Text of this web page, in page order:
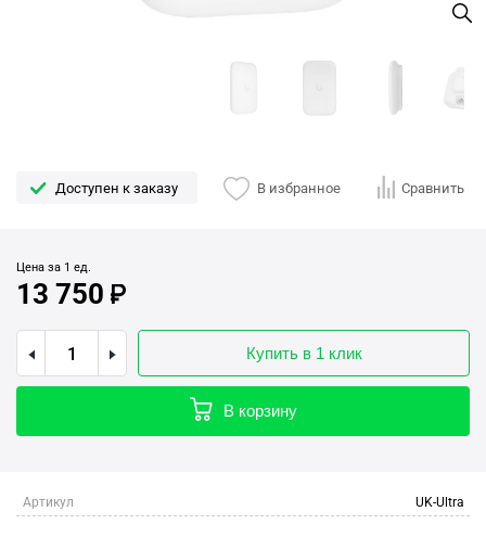
Доступен к заказу В избранное Сравнить
Цена за 1 ед.
13 750
Купить в 1 клик
В корзину
Артикул UK-Ultra